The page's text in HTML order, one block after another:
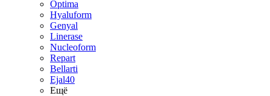
Optima
Hyaluform
Genyal
Linerase
Nucleoform
Repart
Bellarti
Ejal40
Ещё